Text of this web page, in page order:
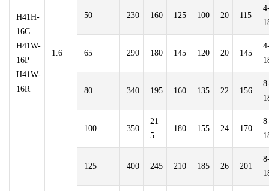
H41H-
16C
H41W-
16P
H41W-
16R
1.6
50 230 160 125 100 20 115
65 290 180 145 120 20 145
80 340 195 160 135 22 156
100 350
21
5
180 155 24 170
125 400 245 210 185 26 201